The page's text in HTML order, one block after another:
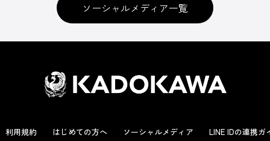
ソーシャルメディア一覧
利用規約 はじめての方へ ソーシャルメディア LINE IDの連携ガ